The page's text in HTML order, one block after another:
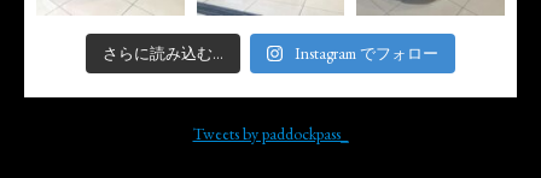
さらに読み込む... Instagram でフォロー
Tweets by paddockpass_